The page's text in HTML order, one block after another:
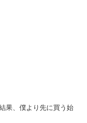
果、僕より先に買う始